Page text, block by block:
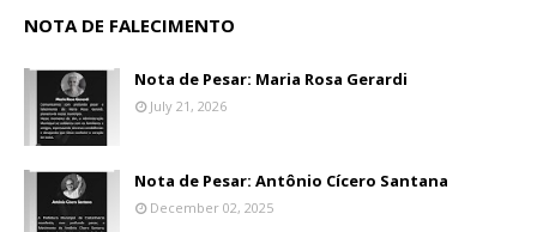
NOTA DE FALECIMENTO
Nota de Pesar: Maria Rosa Gerardi
July 21, 2026
Nota de Pesar: Antônio Cícero Santana
December 02, 2025